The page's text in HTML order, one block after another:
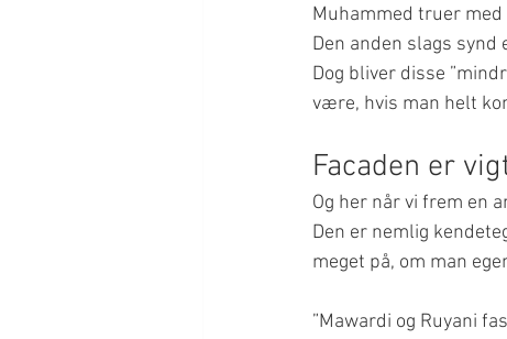
Muhammed truer
Den anden slags synd
Dog bliver disse
være, hvis man helt
Facaden er
Og her når vi frem en
Den er nemlig
meget på, om man
”Mawardi og Ruyani